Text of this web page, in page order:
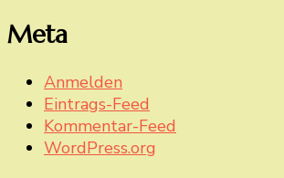
Meta
Anmelden
Eintrags-Feed
Kommentar-Feed
WordPress.org